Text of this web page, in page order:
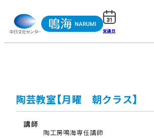
受講日
陶芸教室【月曜 朝クラス】
講師
陶工房鳴海専任講師